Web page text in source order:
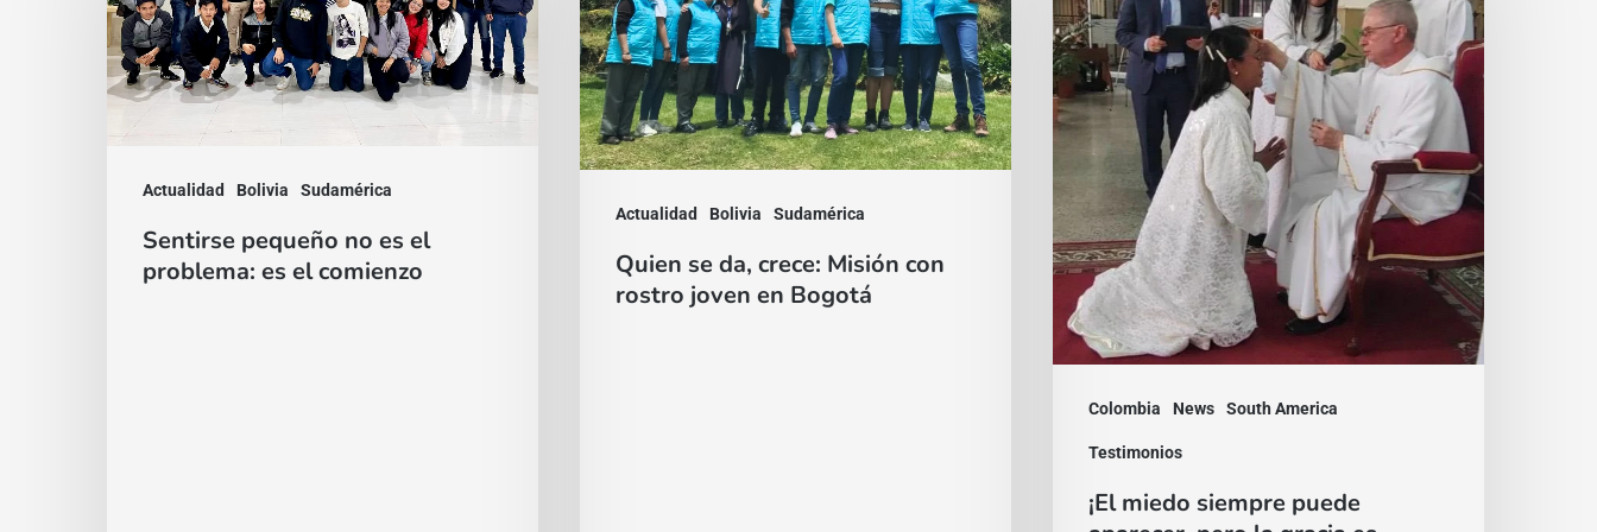
Actualidad Bolivia Sudamérica
es
el
comienzo
Sentirse pequeño no es el
problema: es el comienzo
Actualidad Bolivia Sudamérica
crece:
Misión
con
rostro
Bogotá
Quien se da, crece: Misión con
rostro joven en Bogotá
Colombia News South America
Testimonios
puede
aparecer,
pero
mayor!
¡El miedo siempre puede